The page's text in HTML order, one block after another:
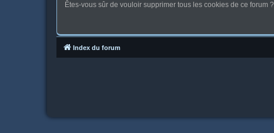
Êtes-vous sûr de vouloir supprimer tous les cookies de ce forum ?
Index du forum